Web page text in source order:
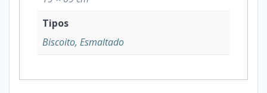
Tipos
Biscoito, Esmaltado